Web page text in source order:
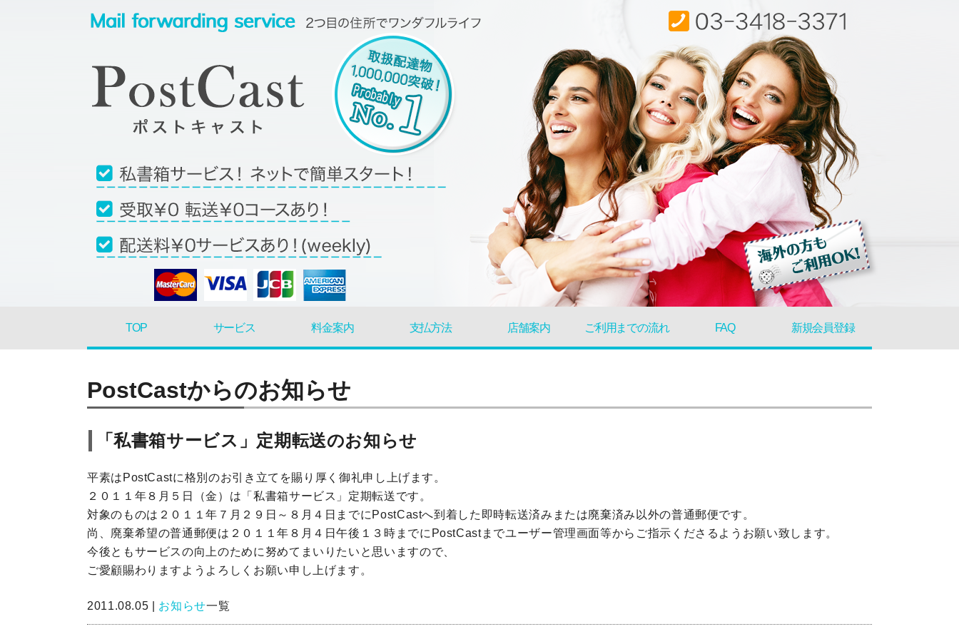
TOP サービス 料金案内 支払方法 店舗案内 ご利用までの流れ FAQ 新規会員登録
PostCastからのお知らせ
「私書箱サービス」定期転送のお知らせ
平素はPostCastに格別のお引き立てを賜り厚く御礼申し上げます。
２０１１年８月５日（金）は「私書箱サービス」定期転送です。
対象のものは２０１１年７月２９日～８月４日までにPostCastへ到着した即時転送済みまたは廃棄済み以外の普通郵便です。
尚、廃棄希望の普通郵便は２０１１年８月４日午後１３時までにPostCastまでユーザー管理画面等からご指示くださるようお願い致します。
今後ともサービスの向上のために努めてまいりたいと思いますので、
ご愛顧賜わりますようよろしくお願い申し上げます。
2011.08.05 | お知らせ一覧